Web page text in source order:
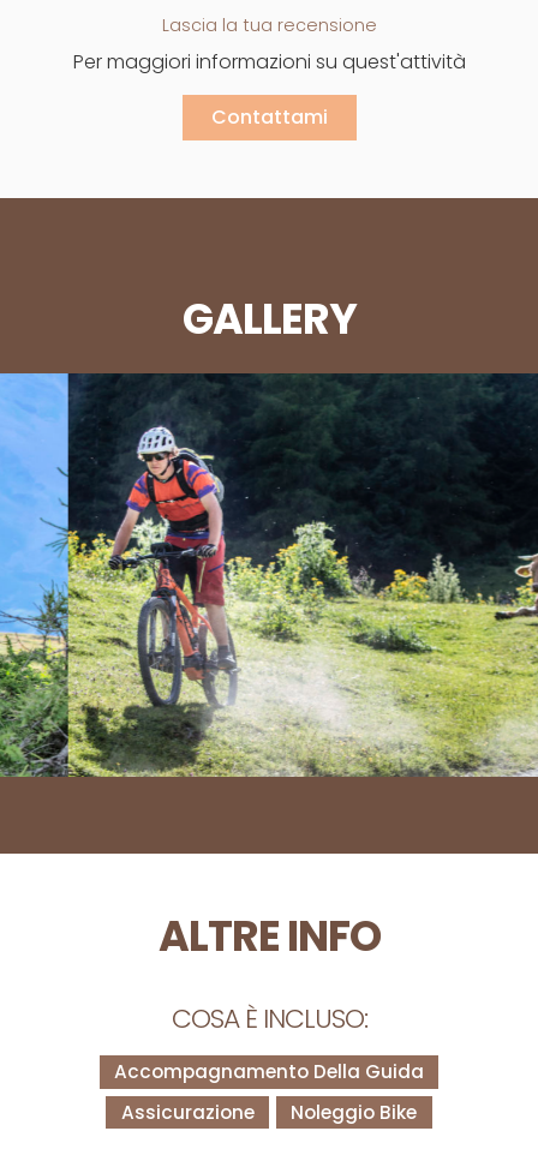
Lascia la tua recensione
Per maggiori informazioni su quest'attività
Contattami
GALLERY
ALTRE INFO
COSA È INCLUSO:
Accompagnamento Della Guida
Assicurazione
Noleggio Bike